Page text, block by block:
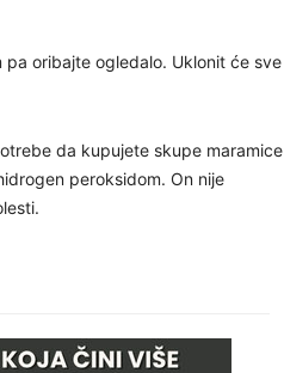
oribajte ogledalo. Uklonit će sve
da kupujete skupe maramice
peroksidom. On nije